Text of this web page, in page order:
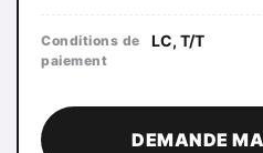
Conditions de
paiement
LC, T/T
DEMANDE